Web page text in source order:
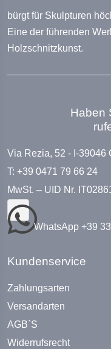
bürgt für Skulpturen
Eine der führenden
Holzschnitzkunst.
Haben
Via Rezia, 52 - I-39046
T: +39 0471 79 66 24
MwSt. – UID Nr.
WhatsApp +39
Kundenservice
Zahlungsarten
Versandarten
AGB`S
Widerrufsrecht